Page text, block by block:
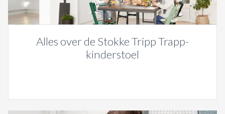
Alles over de Stokke Tripp Trapp-
kinderstoel